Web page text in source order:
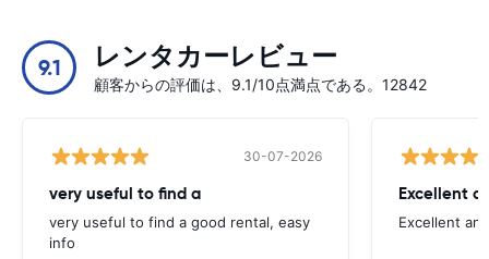
9.1 レンタカーレビュー
顧客からの評価は、9.1/10点満点である。12842
30-07-2026
very useful to find a
very useful to find a good rental, easy
info
Excellent
Excellent